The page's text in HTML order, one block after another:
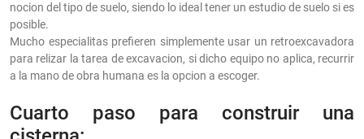
nocion del tipo de suelo, siendo lo ideal tener un estudio de suelo si es
posible.
Mucho especialitas prefieren simplemente usar un retroexcavadora
para relizar la tarea de excavacion, si dicho equipo no aplica, recurrir
a la mano de obra humana es la opcion a escoger.
Cuarto paso para construir una